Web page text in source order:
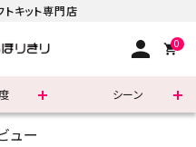
キット専門店
person 0
シーン
ュー